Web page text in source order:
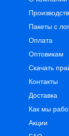
Пакеты с
Оплата
Оптовикам
Скачать
Контакты
Доставка
Как мы
Акции